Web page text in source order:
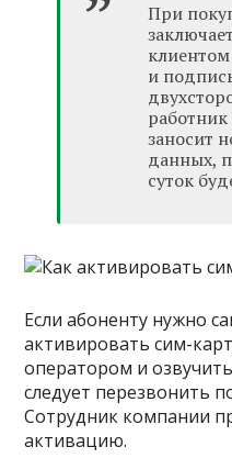
При
и
заносит
данных,
суток
Если абоненту нужно
активировать сим-
оператором и
следует перезвонить
Сотрудник компании
активацию.